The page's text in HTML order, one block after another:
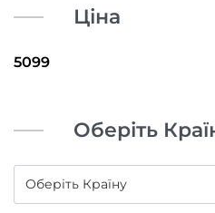
Ціна
Оберіть